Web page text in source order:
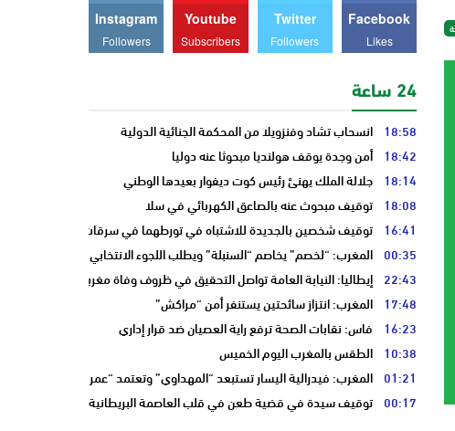
Facebook
Likes
Twitter
Followers
Youtube
Subscribers
Instagram
Followers
24 ساعة
18:58 انسحاب تشاد وفنزويلا من المحكمة الجنائية الدولية
18:42 أمن وجدة يوقف هولنديا مبحوثا عنه دوليا
18:14 جلالة الملك يهنئ رئيس كوت ديفوار بعيدها الوطني
18:08 توقيف مبحوث عنه بالصاعق الكهربائي في سلا
16:41 توقيف شخصين بالجديدة للاشتباه في تورطهما في سرقات من داخل
00:35 المغرب: “لخصم” يخاصم “السنبلة” ويطلب اللجوء الانتخابي من “النخلة”
22:43 إيطاليا: النيابة العامة تواصل التحقيق في ظروف وفاة مغربي
17:48 المغرب: انتزاز سائحتين يستنفر أمن “مراكش”
16:23 فاس: نقابات الصحة ترفع راية العصيان ضد قرار إداري
10:38 الطقس بالمغرب اليوم الخميس
01:21 المغرب: فيدرالية اليسار تستبعد “المهداوي” وتعتمد “عمر بنجلون” وسط
00:17 توقيف سيدة في قضية طعن في قلب العاصمة البريطانية “لندن”